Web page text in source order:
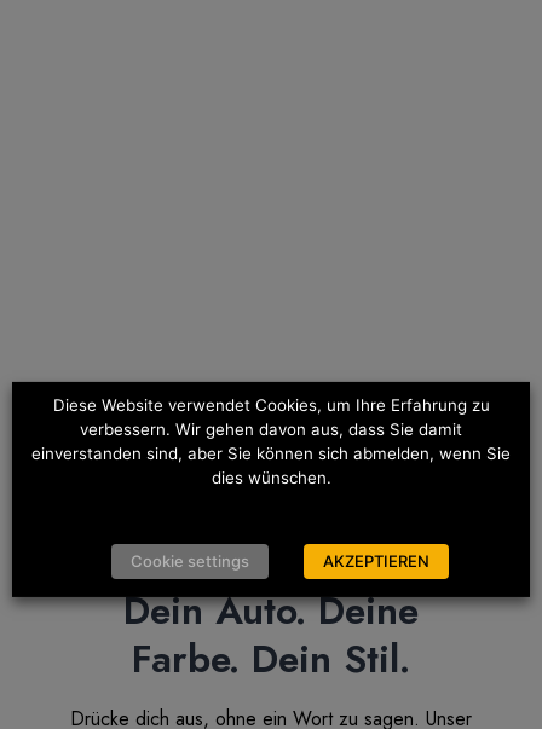
Diese Website verwendet Cookies, um Ihre Erfahrung zu
verbessern. Wir gehen davon aus, dass Sie damit
einverstanden sind, aber Sie können sich abmelden, wenn Sie
dies wünschen.
Cookie settings AKZEPTIEREN